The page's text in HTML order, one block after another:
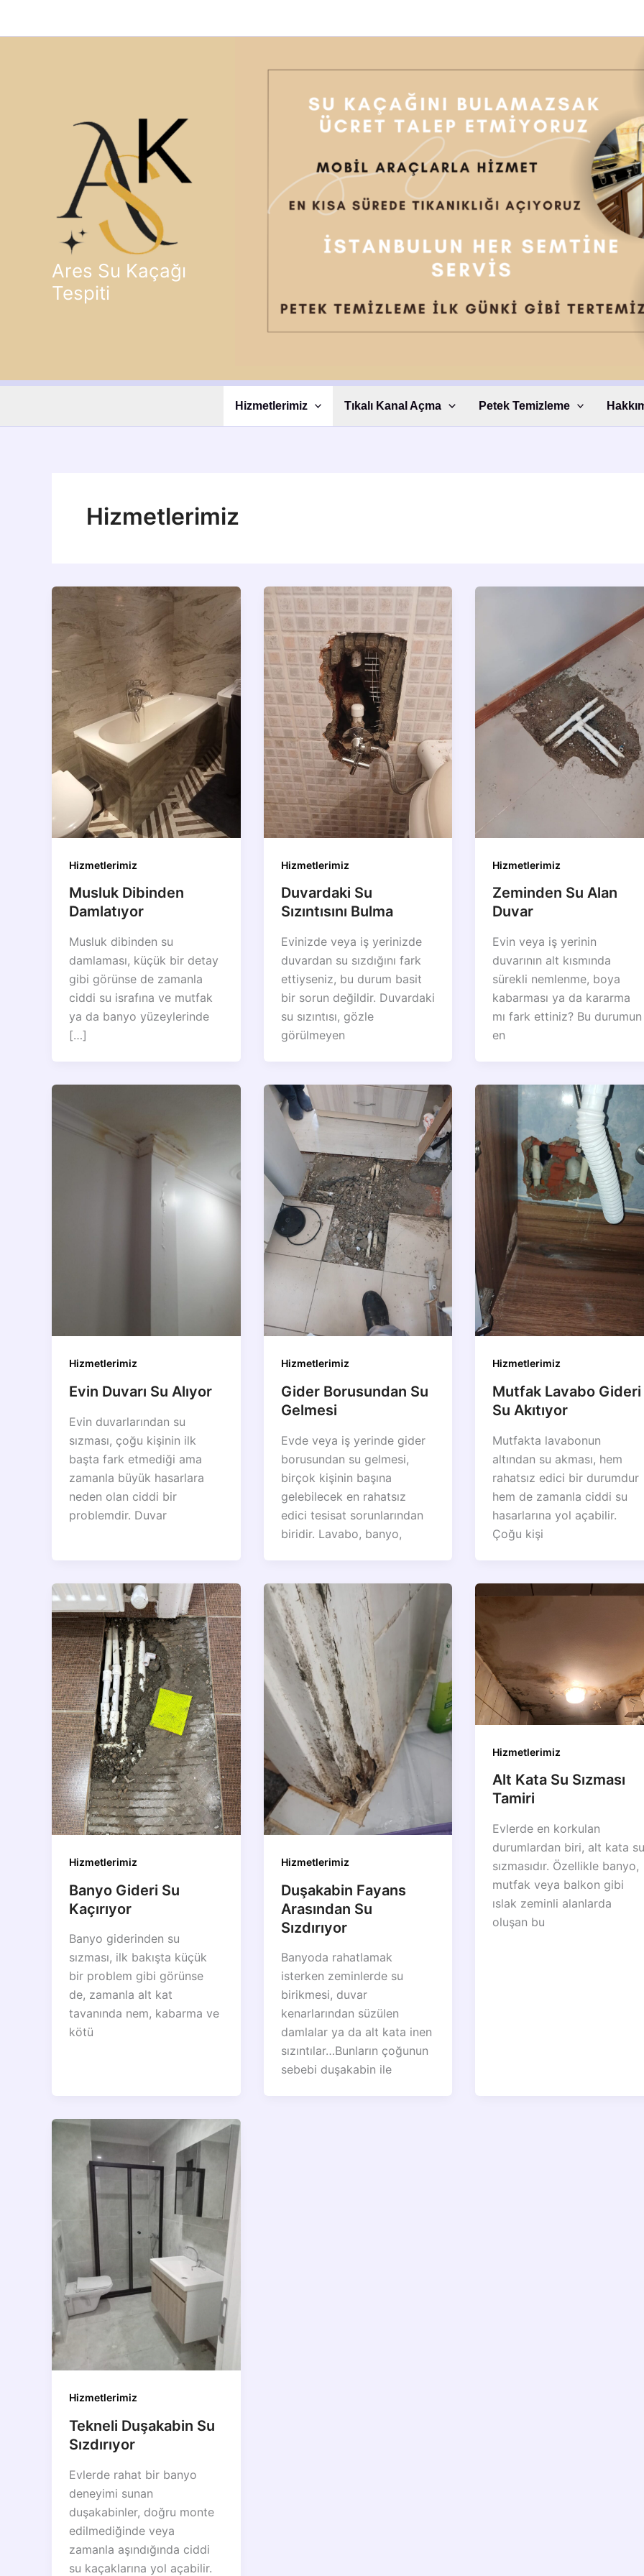
Ares Su Kaçağı
Tespiti
Hizmetlerimiz Tıkalı Kanal Açma Petek Temizleme
Hizmetlerimiz
Hizmetlerimiz
Musluk Dibinden
Damlatıyor
Musluk dibinden su
damlaması, küçük bir detay
gibi görünse de zamanla
ciddi su israfına ve mutfak
ya da banyo yüzeylerinde
[…]
Hizmetlerimiz
Duvardaki Su
Sızıntısını Bulma
Evinizde veya iş yerinizde
duvardan su sızdığını fark
ettiyseniz, bu durum basit
bir sorun değildir. Duvardaki
su sızıntısı, gözle
görülmeyen
Hizmetlerimiz
Zeminden Su Alan
Duvar
Evin veya iş yerinin
duvarının alt kısmında
sürekli nemlenme, boya
kabarması ya da kararma
mı fark ettiniz? Bu durumun
en
Hizmetlerimiz
Evin Duvarı Su Alıyor
Evin duvarlarından su
sızması, çoğu kişinin ilk
başta fark etmediği ama
zamanla büyük hasarlara
neden olan ciddi bir
problemdir. Duvar
Hizmetlerimiz
Gider Borusundan Su
Gelmesi
Evde veya iş yerinde gider
borusundan su gelmesi,
birçok kişinin başına
gelebilecek en rahatsız
edici tesisat sorunlarından
biridir. Lavabo, banyo,
Hizmetlerimiz
Mutfak Lavabo Gideri
Su Akıtıyor
Mutfakta lavabonun
altından su akması, hem
rahatsız edici bir durumdur
hem de zamanla ciddi su
hasarlarına yol açabilir.
Çoğu kişi
Hizmetlerimiz
Banyo Gideri Su
Kaçırıyor
Banyo giderinden su
sızması, ilk bakışta küçük
bir problem gibi görünse
de, zamanla alt kat
tavanında nem, kabarma ve
kötü
Hizmetlerimiz
Duşakabin Fayans
Arasından Su
Sızdırıyor
Banyoda rahatlamak
isterken zeminlerde su
birikmesi, duvar
kenarlarından süzülen
damlalar ya da alt kata inen
sızıntılar…Bunların çoğunun
sebebi duşakabin ile
Hizmetlerimiz
Alt Kata Su Sızması
Tamiri
Evlerde en korkulan
durumlardan biri, alt kata
sızmasıdır. Özellikle banyo,
mutfak veya balkon gibi
ıslak zeminli alanlarda
oluşan bu
Hizmetlerimiz
Tekneli Duşakabin Su
Sızdırıyor
Evlerde rahat bir banyo
deneyimi sunan
duşakabinler, doğru monte
edilmediğinde veya
zamanla aşındığında ciddi
su kaçaklarına yol açabilir.